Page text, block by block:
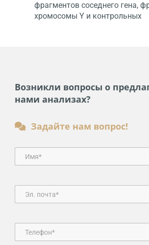
фрагментов соседнего гена,
хромосомы Y и контрольных
Возникли вопросы о
нами анализах?
 Задайте нам вопрос!